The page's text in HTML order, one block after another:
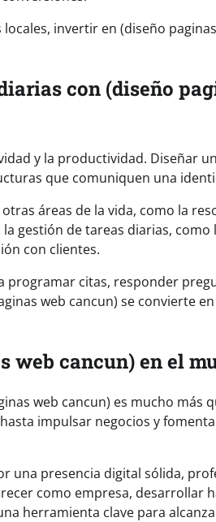
invertir en (diseño
con (diseño
y la productividad. Diseñar
que comuniquen una
áreas de la vida, como la
gestión de tareas diarias,
con clientes.
citas, responder
web cancun) se convierte
web cancun) en el
web cancun) es mucho más
impulsar negocios y
una presencia digital sólida,
como empresa, desarrollar
herramienta clave para